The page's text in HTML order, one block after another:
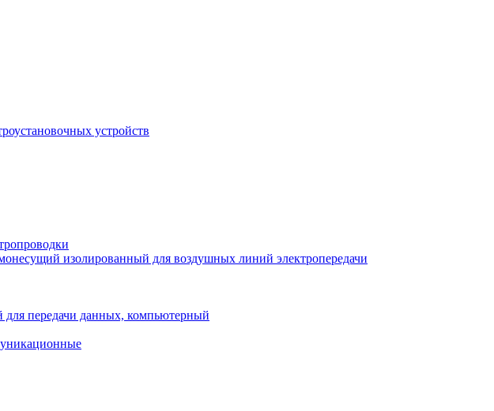
устройств
изолированный для воздушных линий электропередачи
передачи данных, компьютерный